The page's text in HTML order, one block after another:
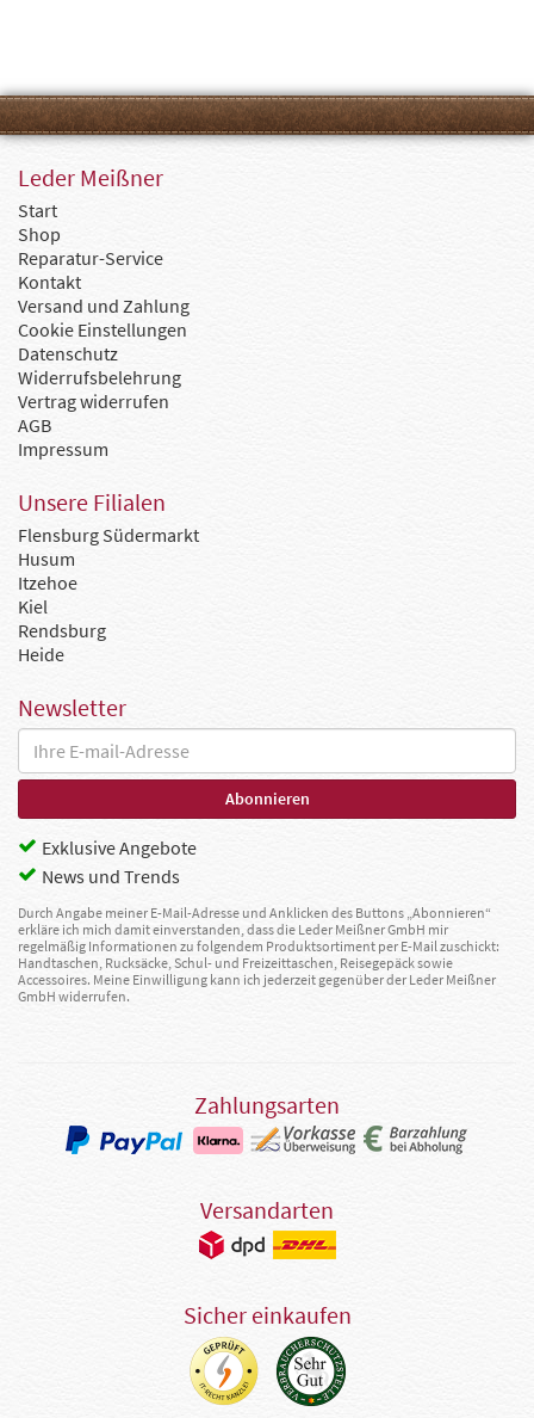
Leder Meißner
Start
Shop
Reparatur-Service
Kontakt
Versand und Zahlung
Cookie Einstellungen
Datenschutz
Widerrufsbelehrung
Vertrag widerrufen
AGB
Impressum
Unsere Filialen
Flensburg Südermarkt
Husum
Itzehoe
Kiel
Rendsburg
Heide
Newsletter
Exklusive Angebote
News und Trends
Durch Angabe meiner E-Mail-Adresse und Anklicken des Buttons „Abonnieren“
erkläre ich mich damit einverstanden, dass die Leder Meißner GmbH mir
regelmäßig Informationen zu folgendem Produktsortiment per E-Mail zuschickt:
Handtaschen, Rucksäcke, Schul- und Freizeittaschen, Reisegepäck sowie
Accessoires. Meine Einwilligung kann ich jederzeit gegenüber der Leder Meißner
GmbH widerrufen.
Zahlungsarten
Versandarten
Sicher einkaufen